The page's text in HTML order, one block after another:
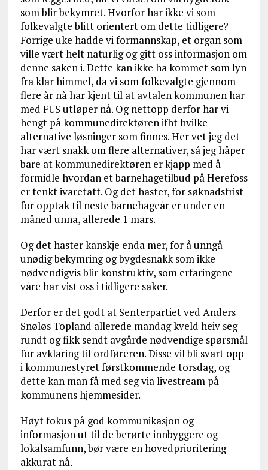
som blir bekymret. Hvorfor har ikke vi som
folkevalgte blitt orientert om dette tidligere?
Forrige uke hadde vi formannskap, et organ som
ville vært helt naturlig og gitt oss informasjon om
denne saken i. Dette kan ikke ha kommet som lyn
fra klar himmel, da vi som folkevalgte gjennom
flere år nå har kjent til at avtalen kommunen har
med FUS utløper nå. Og nettopp derfor har vi
hengt på kommunedirektøren ifht hvilke
alternative løsninger som finnes. Her vet jeg det
har vært snakk om flere alternativer, så jeg håper
bare at kommunedirektøren er kjapp med å
formidle hvordan et barnehagetilbud på Herefoss
er tenkt ivaretatt. Og det haster, for søknadsfrist
for opptak til neste barnehageår er under en
måned unna, allerede 1 mars.
Og det haster kanskje enda mer, for å unngå
unødig bekymring og bygdesnakk som ikke
nødvendigvis blir konstruktiv, som erfaringene
våre har vist oss i tidligere saker.
Derfor er det godt at Senterpartiet ved Anders
Snøløs Topland allerede mandag kveld heiv seg
rundt og fikk sendt avgårde nødvendige spørsmål
for avklaring til ordføreren. Disse vil bli svart opp
i kommunestyret førstkommende torsdag, og
dette kan man få med seg via livestream på
kommunens hjemmesider.
Høyt fokus på god kommunikasjon og
informasjon ut til de berørte innbyggere og
lokalsamfunn, bør være en hovedprioritering
akkurat nå.